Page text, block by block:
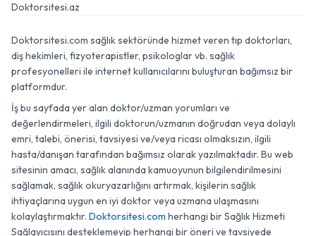
Doktorsitesi.az
Doktorsitesi.com sağlık sektöründe hizmet veren tıp doktorları,
diş hekimleri, fizyoterapistler, psikologlar vb. sağlık
profesyonelleri ile internet kullanıcılarını buluşturan bağımsız bir
platformdur.
İş bu sayfada yer alan doktor/uzman yorumları ve
değerlendirmeleri, ilgili doktorun/uzmanın doğrudan veya dolaylı
emri, talebi, önerisi, tavsiyesi ve/veya ricası olmaksızın, ilgili
hasta/danışan tarafından bağımsız olarak yazılmaktadır. Bu web
sitesinin amacı, sağlık alanında kamuoyunun bilgilendirilmesini
sağlamak, sağlık okuryazarlığını artırmak, kişilerin sağlık
ihtiyaçlarına uygun en iyi doktor veya uzmana ulaşmasını
kolaylaştırmaktır. Doktorsitesi.com herhangi bir Sağlık Hizmeti
Sağlayıcısını desteklemeyip herhangi bir öneri ve tavsiyede